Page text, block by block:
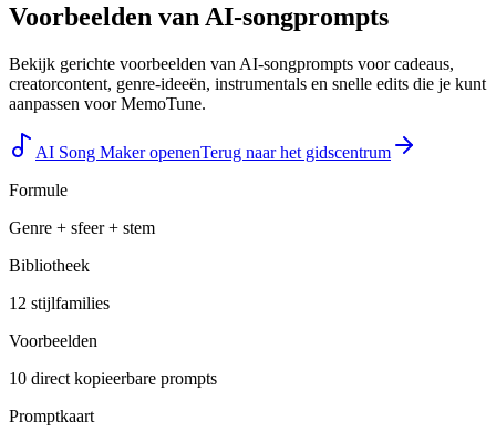
Voorbeelden van AI-songprompts
Bekijk gerichte voorbeelden van AI-songprompts voor cadeaus,
creatorcontent, genre-ideeën, instrumentals en snelle edits die je kunt
aanpassen voor MemoTune.
AI Song Maker openenTerug naar het gidscentrum
Formule
Genre + sfeer + stem
Bibliotheek
12 stijlfamilies
Voorbeelden
10 direct kopieerbare prompts
Promptkaart